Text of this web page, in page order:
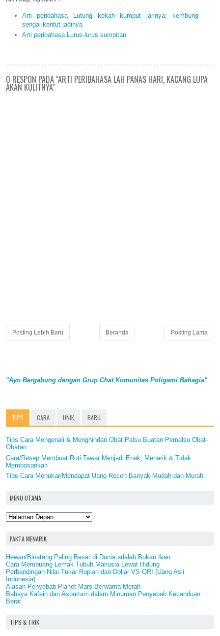
Arti peribahasa Lutung kekah kumput jarinya; kembung
sengal kentut jadinya
Arti peribahasa Lurus-lurus sumpitan
0 RESPON PADA "ARTI PERIBAHASA LAH PANAS HARI, KACANG LUPA
AKAN KULITNYA"
Posting Lebih Baru Posting Lama
Beranda
"Ayo Bergabung dengan Grup Chat Komunitas Poligami Bahagia"
TIPS CARA UNIK BARU
Tips Cara Mengenali & Menghindari Obat Palsu Buatan Pemalsu Obat-
Obatan
Cara/Resep Membuat Roti Tawar Menjadi Enak, Menarik & Tidak
Membosankan
Tips Cara Menukar/Mendapat Uang Receh Banyak Mudah dan Murah
MENU UTAMA
FAKTA MENARIK
Hewan/Binatang Paling Besar di Dunia adalah Bukan Ikan
Cara Membuang Lemak Tubuh Manusia Lewat Hidung
Perbandingan Nilai Tukar Rupiah dan Dollar VS ORI (Uang Asli
Indonesia)
Alasan Penyebab Planet Mars Berwarna Merah
Bahaya Kafein dan Aspartam dalam Minuman Penyebab Kecanduan
Berat
TIPS & TRIK